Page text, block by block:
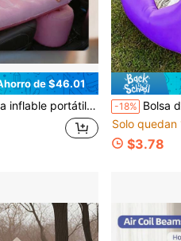
de $46.01
para el asiento trasero del automóvil con almohadas para viajes por carretera y campamentos al aire libre -18% Bolsa de sofá inflable holgado, sofá cama portátil para camping, silla
Solo quedan
$3.78